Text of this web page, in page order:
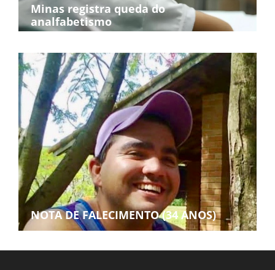
Minas registra queda do
analfabetismo
NOTA DE FALECIMENTO (34 ANOS)